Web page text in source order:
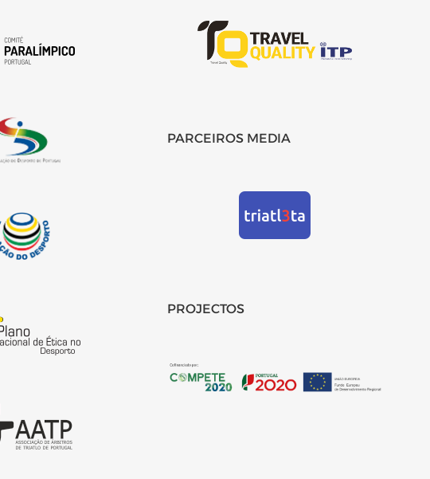
PARCEIROS MEDIA
PROJECTOS